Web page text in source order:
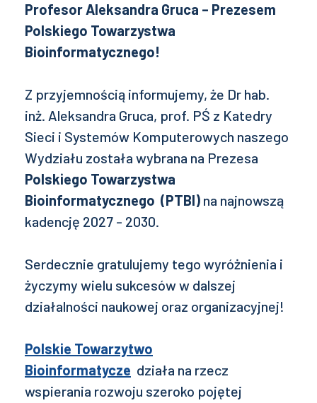
Profesor Aleksandra Gruca – Prezesem
Polskiego Towarzystwa
Bioinformatycznego!
Z przyjemnością informujemy, że Dr hab.
inż. Aleksandra Gruca, prof. PŚ z Katedry
Sieci i Systemów Komputerowych naszego
Wydziału została wybrana na Prezesa
Polskiego Towarzystwa
Bioinformatycznego (PTBI) na najnowszą
kadencję 2027 - 2030.
Serdecznie gratulujemy tego wyróżnienia i
życzymy wielu sukcesów w dalszej
działalności naukowej oraz organizacyjnej!
Polskie Towarzytwo
Bioinformatycze działa na rzecz
wspierania rozwoju szeroko pojętej